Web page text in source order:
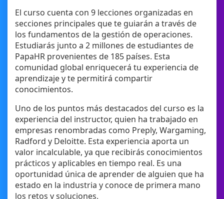
El curso cuenta con 9 lecciones organizadas en
secciones principales que te guiarán a través de
los fundamentos de la gestión de operaciones.
Estudiarás junto a 2 millones de estudiantes de
PapaHR provenientes de 185 países. Esta
comunidad global enriquecerá tu experiencia de
aprendizaje y te permitirá compartir
conocimientos.
Uno de los puntos más destacados del curso es la
experiencia del instructor, quien ha trabajado en
empresas renombradas como Preply, Wargaming,
Radford y Deloitte. Esta experiencia aporta un
valor incalculable, ya que recibirás conocimientos
prácticos y aplicables en tiempo real. Es una
oportunidad única de aprender de alguien que ha
estado en la industria y conoce de primera mano
los retos y soluciones.